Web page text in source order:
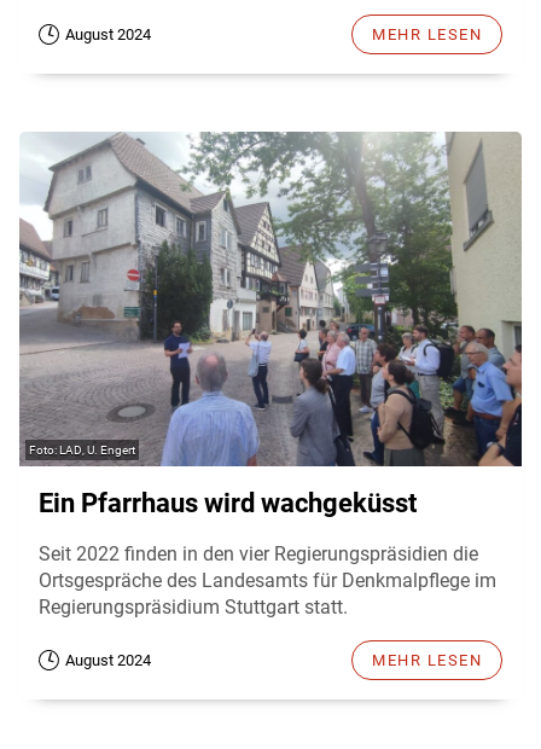
August 2024 MEHR LESEN
LAD, U. Engert
Ein Pfarrhaus wird wachgeküsst
Seit 2022 finden in den vier Regierungspräsidien die
Ortsgespräche des Landesamts für Denkmalpflege im
Regierungspräsidium Stuttgart statt.
August 2024 MEHR LESEN